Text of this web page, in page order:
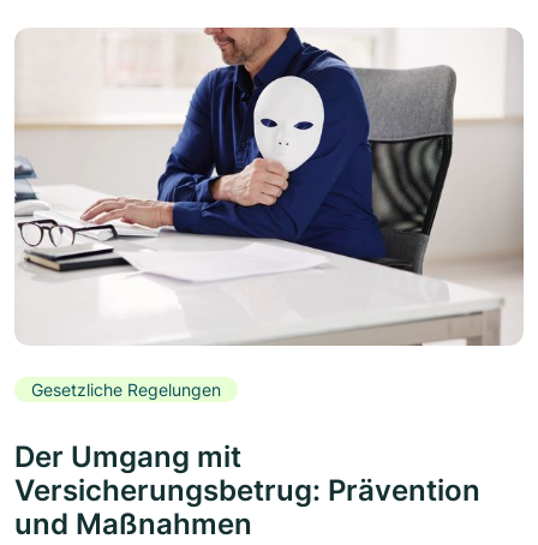
Gesetzliche Regelungen
Der Umgang mit
Versicherungsbetrug: Prävention
und Maßnahmen